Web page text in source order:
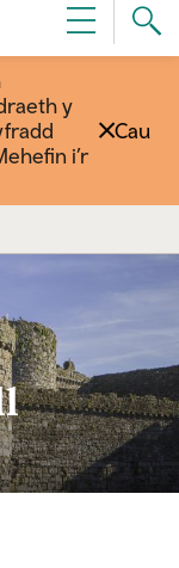
Dewislen
y
i’r
Cau